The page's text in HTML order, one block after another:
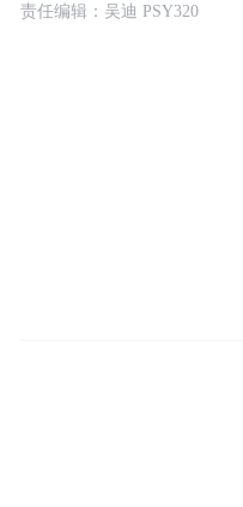
责任编辑：吴迪 PSY320